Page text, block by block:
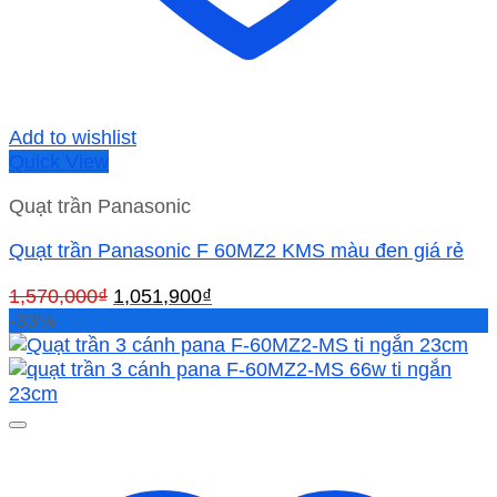
Add to wishlist
Quick View
Quạt trần Panasonic
Quạt trần Panasonic F 60MZ2 KMS màu đen giá rẻ
1,570,000₫ Giá
là:
1,570,000₫.
1,051,900₫
tại
là:
-33%